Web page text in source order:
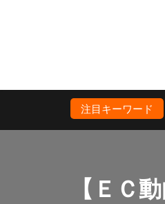
注目キーワード
【ＥＣ